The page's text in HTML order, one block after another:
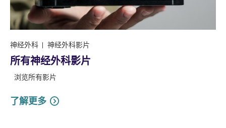
神经外科 神经外科影片
所有神经外科影片
浏览所有影片
了解更多